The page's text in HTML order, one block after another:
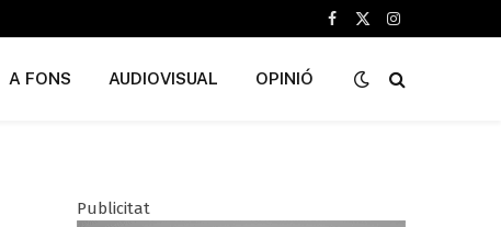
Facebook
X
Instagram
A FONS AUDIOVISUAL OPINIÓ
Publicitat